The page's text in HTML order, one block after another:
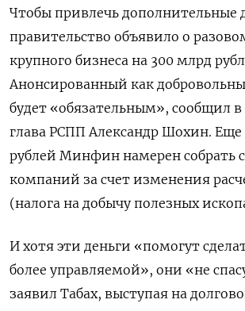
Чтобы привлечь дополнительные
правительство объявило о
крупного бизнеса на 300 млрд
Анонсированный как
будет «обязательным», сообщил
глава РСПП Александр Шохин.
рублей Минфин намерен собрать
компаний за счет изменения
(налога на добычу полезных
И хотя эти деньги «помогут
более управляемой», они «не
заявил Табах, выступая на